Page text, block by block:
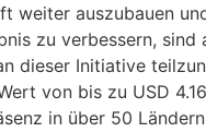
weiter auszubauen
zu verbessern,
dieser Initiative
von bis zu USD
in über 50